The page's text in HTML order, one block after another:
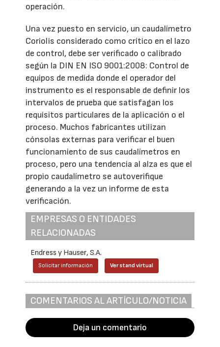
operación.
Una vez puesto en servicio, un caudalímetro
Coriolis considerado como crítico en el lazo
de control, debe ser verificado o calibrado
según la DIN EN ISO 9001:2008: Control de
equipos de medida donde el operador del
instrumento es el responsable de definir los
intervalos de prueba que satisfagan los
requisitos particulares de la aplicación o el
proceso. Muchos fabricantes utilizan
cónsolas externas para verificar el buen
funcionamiento de sus caudalímetros en
proceso, pero una tendencia al alza es que el
propio caudalímetro se autoverifique
generando a la vez un informe de esta
verificación.
EMPRESAS O ENTIDADES
RELACIONADAS
Endress y Hauser, S.A.
Solicitar información Ver stand virtual
COMENTARIOS AL ARTÍCULO/NOTICIA
Deja un comentario